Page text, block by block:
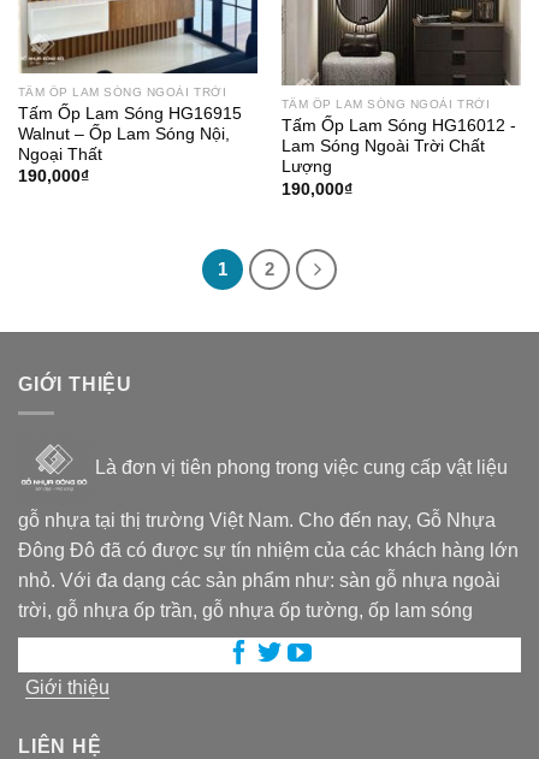
TẤM ỐP LAM SÓNG NGOÀI TRỜI
Tấm Ốp Lam Sóng HG16915
Walnut – Ốp Lam Sóng Nội,
Ngoại Thất
190,000₫
TẤM ỐP LAM SÓNG NGOÀI TRỜI
Tấm Ốp Lam Sóng HG16012 -
Lam Sóng Ngoài Trời Chất
Lượng
190,000₫
1 2
GIỚI THIỆU
Là đơn vị tiên phong trong việc cung cấp vật liệu
gỗ nhựa tại thị trường Việt Nam. Cho đến nay, Gỗ Nhựa
Đông Đô đã có được sự tín nhiệm của các khách hàng lớn
nhỏ. Với đa dạng các sản phẩm như: sàn gỗ nhựa ngoài
trời, gỗ nhựa ốp trần, gỗ nhựa ốp tường, ốp lam sóng
Giới thiệu
LIÊN HỆ